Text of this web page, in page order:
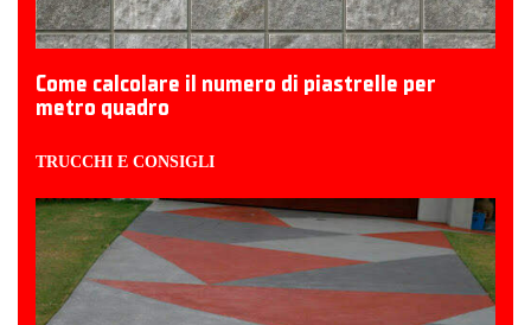
Come calcolare il numero di piastrelle per
metro quadro
TRUCCHI E CONSIGLI